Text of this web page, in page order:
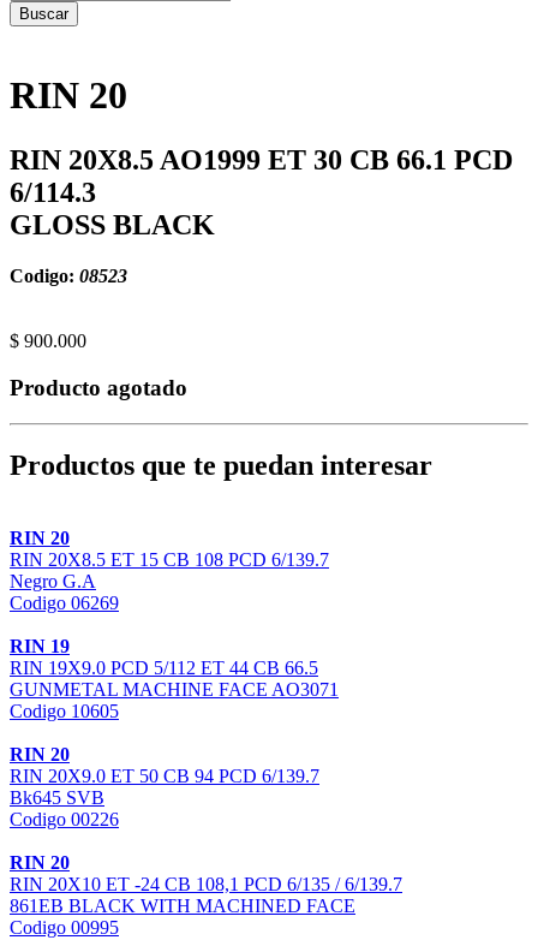
Buscar
RIN 20
RIN 20X8.5 AO1999 ET 30 CB 66.1 PCD
6/114.3
GLOSS BLACK
Codigo: 08523
$ 900.000
Producto agotado
Productos que te puedan interesar
RIN 20
RIN 20X8.5 ET 15 CB 108 PCD 6/139.7
Negro G.A
Codigo 06269
RIN 19
RIN 19X9.0 PCD 5/112 ET 44 CB 66.5
GUNMETAL MACHINE FACE AO3071
Codigo 10605
RIN 20
RIN 20X9.0 ET 50 CB 94 PCD 6/139.7
Bk645 SVB
Codigo 00226
RIN 20
RIN 20X10 ET -24 CB 108,1 PCD 6/135 / 6/139.7
861EB BLACK WITH MACHINED FACE
Codigo 00995